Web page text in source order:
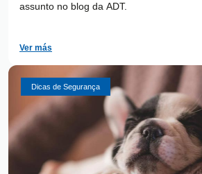
assunto no blog da ADT.
Ver más
Dicas de Segurança